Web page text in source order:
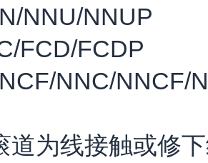
NNU/NNUP
FCD/FCDP
NNC/NNCF/
道为线接触或修